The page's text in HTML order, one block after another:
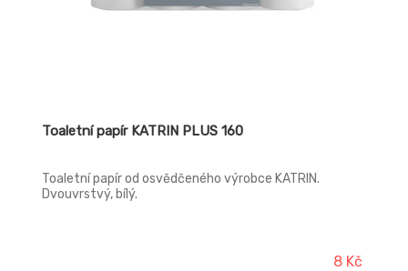
Toaletní papír KATRIN PLUS 160
Toaletní papír od osvědčeného výrobce KATRIN.
Dvouvrstvý, bílý.
8 Kč